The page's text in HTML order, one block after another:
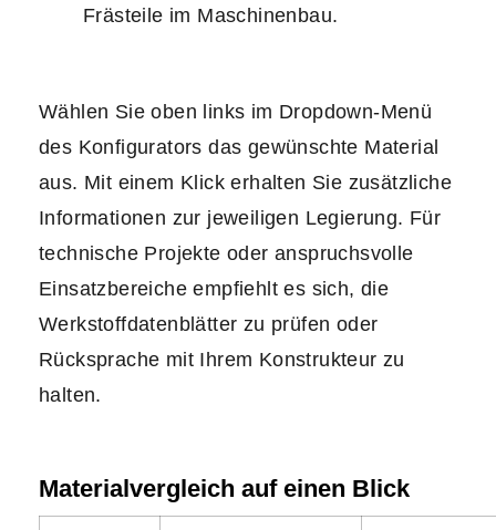
Frästeile im Maschinenbau.
Wählen Sie oben links im Dropdown-Menü
des Konfigurators das gewünschte Material
aus. Mit einem Klick erhalten Sie zusätzliche
Informationen zur jeweiligen Legierung. Für
technische Projekte oder anspruchsvolle
Einsatzbereiche empfiehlt es sich, die
Werkstoffdatenblätter zu prüfen oder
Rücksprache mit Ihrem Konstrukteur zu
halten.
Materialvergleich auf einen Blick